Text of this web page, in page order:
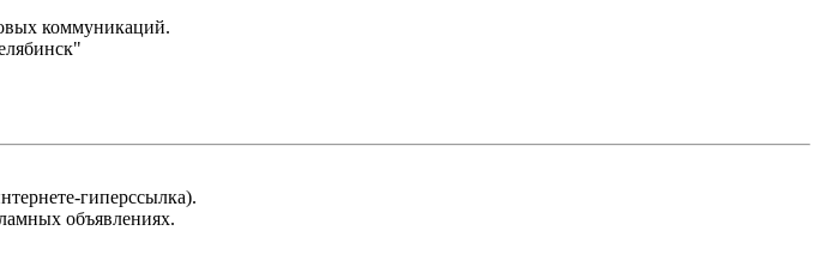
коммуникаций.
гиперссылка).
объявлениях.